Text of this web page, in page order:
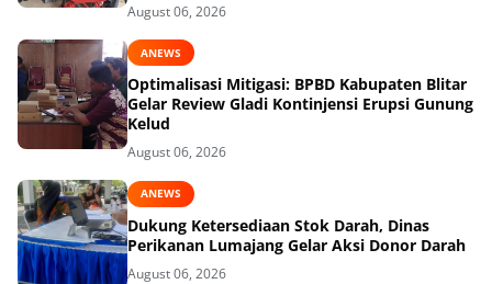
August 06, 2026
ANEWS
Optimalisasi Mitigasi: BPBD Kabupaten Blitar
Gelar Review Gladi Kontinjensi Erupsi Gunung
Kelud
August 06, 2026
ANEWS
Dukung Ketersediaan Stok Darah, Dinas
Perikanan Lumajang Gelar Aksi Donor Darah
August 06, 2026